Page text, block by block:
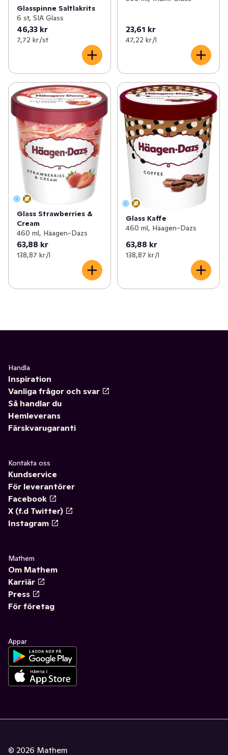
Glasspinne Saltlakrits
6 st, SIA Glass
46,33 kr
7,72 kr /st
23,61 kr
47,22 kr /l
Glass Strawberries &
Cream
460 ml, Häagen-Dazs
63,88 kr
138,87 kr /l
Glass Kaffe
460 ml, Häagen-Dazs
63,88 kr
138,87 kr /l
Handla
Inspiration
Vanliga frågor och svar
Så handlar du
Hemleverans
Färskvarugaranti
Kontakta oss
Kundservice
För leverantörer
Facebook
X (f.d Twitter)
Instagram
Mathem
Om Mathem
Karriär
Press
För företag
Appar
© 2026 Mathem